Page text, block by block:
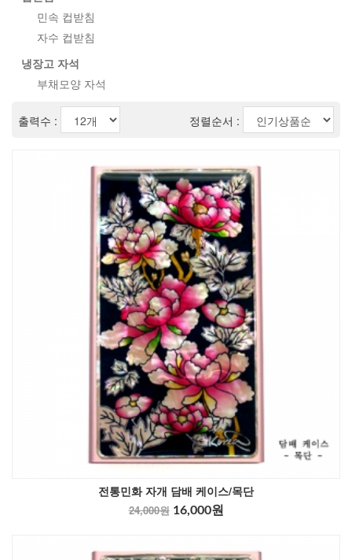
민속 컵받침
자수 컵받침
냉장고 자석
부채모양 자석
출력수 : 정렬순서 :
전통민화 자개 담배 케이스/목단
24,000원 16,000원